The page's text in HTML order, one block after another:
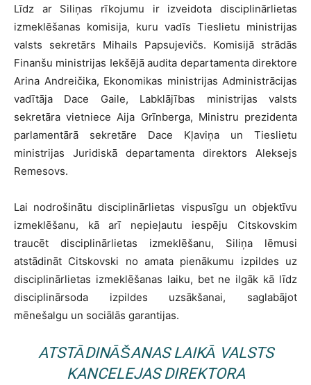
Līdz ar Siliņas rīkojumu ir izveidota disciplinārlietas
izmeklēšanas komisija, kuru vadīs Tieslietu ministrijas
valsts sekretārs Mihails Papsujevičs. Komisijā strādās
Finanšu ministrijas Iekšējā audita departamenta direktore
Arina Andreičika, Ekonomikas ministrijas Administrācijas
vadītāja Dace Gaile, Labklājības ministrijas valsts
sekretāra vietniece Aija Grīnberga, Ministru prezidenta
parlamentārā sekretāre Dace Kļaviņa un Tieslietu
ministrijas Juridiskā departamenta direktors Aleksejs
Remesovs.
Lai nodrošinātu disciplinārlietas vispusīgu un objektīvu
izmeklēšanu, kā arī nepieļautu iespēju Citskovskim
traucēt disciplinārlietas izmeklēšanu, Siliņa lēmusi
atstādināt Citskovski no amata pienākumu izpildes uz
disciplinārlietas izmeklēšanas laiku, bet ne ilgāk kā līdz
disciplinārsoda izpildes uzsākšanai, saglabājot
mēnešalgu un sociālās garantijas.
ATSTĀDINĀŠANAS LAIKĀ VALSTS
KANCELEJAS DIREKTORA